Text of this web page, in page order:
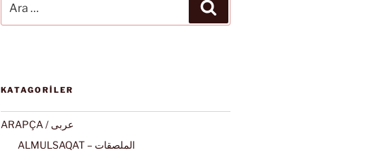
KATAGORİLER
ARAPÇA / عربى
ALMULSAQAT – الملصقات